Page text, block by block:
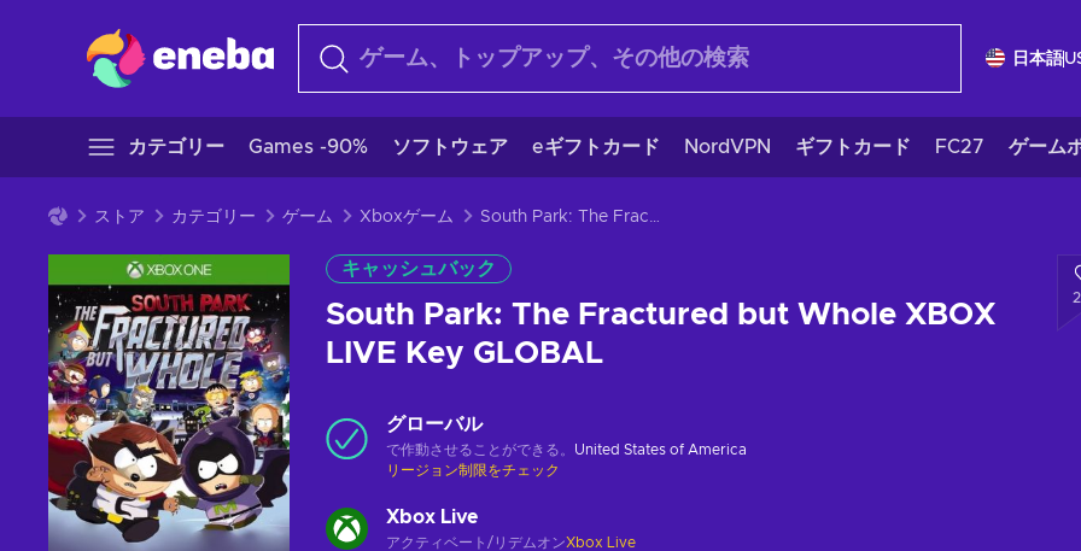
日本語
カテゴリー Games -90% ソフトウェア eギフトカード NordVPN ギフトカード FC27 ゲーム
ストア カテゴリー ゲーム Xboxゲーム South Park: The Fractured but Whole XBOX LIVE Key GLOBAL
キャッシュバック
South Park: The Fractured but Whole XBOX
LIVE Key GLOBAL
グローバル
で作動させることができる。 United States of America
リージョン制限をチェック
Xbox Live
アクティベート/リデムオンXbox Live